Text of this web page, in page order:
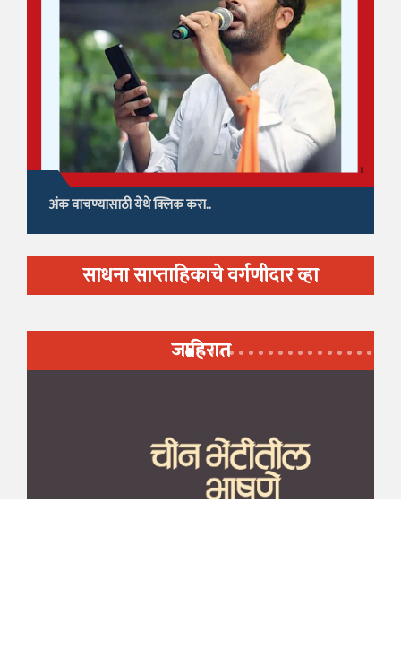
अंक वाचण्यासाठी येथे क्लिक करा..
साधना साप्ताहिकाचे वर्गणीदार व्हा
जाहिरात